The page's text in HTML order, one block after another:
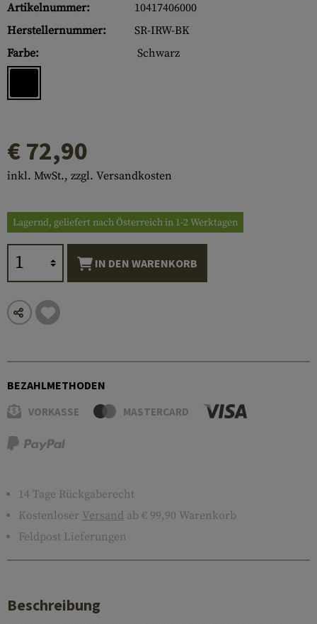
Artikelnummer:
10417406000
Herstellernummer:
SR-IRW-BK
Farbe:
Schwarz
€ 72,90
inkl. MwSt., zzgl. Versandkosten
Lagernd, geliefert nach Österreich in 1-2 Werktagen
IN DEN WARENKORB
BEZAHLMETHODEN
VORKASSE MASTERCARD
14 Tage Rückgaberecht
Kostenloser Versand ab € 99,90 Warenkorb
Feldpost Lieferungen
Beschreibung